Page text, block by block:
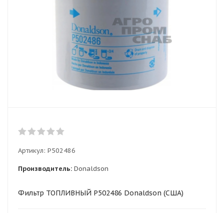
Артикул: P502486
Производитель: Donaldson
Фильтр ТОПЛИВНЫЙ P502486 Donaldson (США)